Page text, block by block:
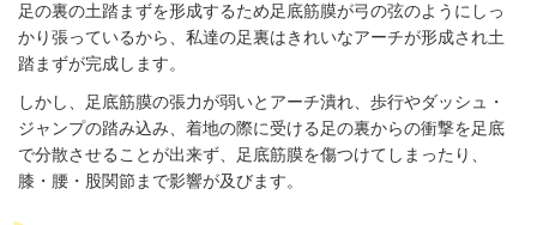
足の裏の土踏まずを形成するため足底筋膜が弓の弦のようにしっ
かり張っているから、私達の足裏はきれいなアーチが形成され土
踏まずが完成します。
しかし、足底筋膜の張力が弱いとアーチ潰れ、歩行やダッシュ・
ジャンプの踏み込み、着地の際に受ける足の裏からの衝撃を足底
で分散させることが出来ず、足底筋膜を傷つけてしまったり、
膝・腰・股関節まで影響が及びます。